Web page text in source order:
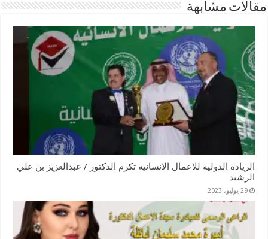
مقالات مشابهة
الريادة الدوليه للاعمال الانسانيه تكرم الدكتور / عبدالعزيز بن علي
الرشيد
29 يوليو، 2023